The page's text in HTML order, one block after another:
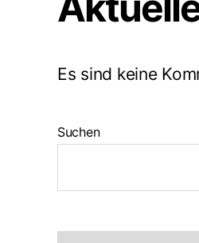
Es sind keine
Suchen